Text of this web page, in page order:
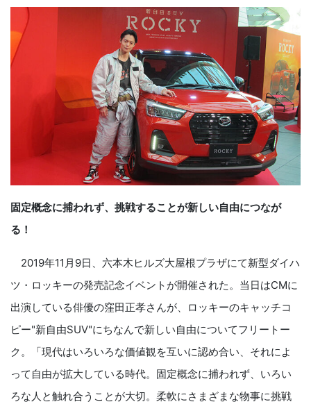
固定概念に捕われず、挑戦することが新しい自由につなが
る！
2019年11月9日、六本木ヒルズ大屋根プラザにて新型ダイハ
ツ・ロッキーの発売記念イベントが開催された。当日はCMに
出演している俳優の窪田正孝さんが、ロッキーのキャッチコ
ピー"新自由SUV"にちなんで新しい自由についてフリートー
ク。「現代はいろいろな価値観を互いに認め合い、それによ
って自由が拡大している時代。固定概念に捕われず、いろい
ろな人と触れ合うことが大切。柔軟にさまざまな物事に挑戦